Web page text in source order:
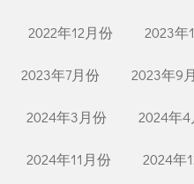
2022年12月份 2023年
2023年7月份 2023年9
2024年3月份 2024年4
2024年11月份 2024年